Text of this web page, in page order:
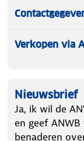
Verkopen via
Nieuwsbrief
Ja, ik wil de
en geef
benaderen